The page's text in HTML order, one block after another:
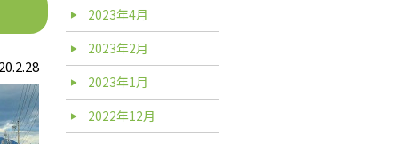
2023年4月
2023年2月
2023年1月
2022年12月